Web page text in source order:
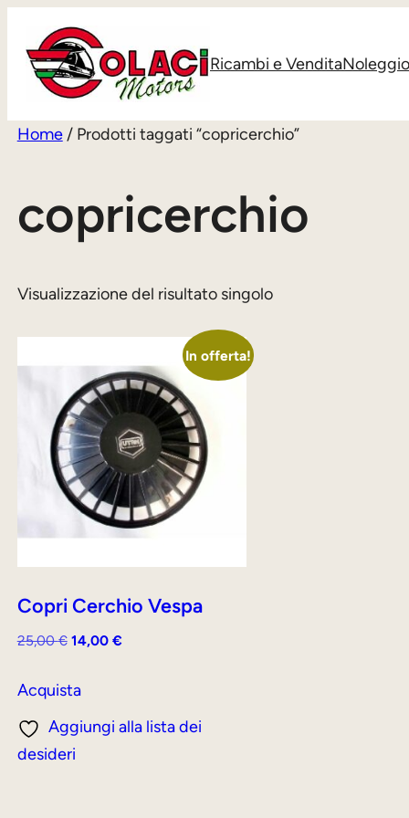
contenuto
Ricambi e VenditaNoleggio
Home/ Prodotti taggati “copricerchio”
copricerchio
Visualizzazione del risultato singolo
In offerta!
Copri Cerchio Vespa
25,00€ Il
originale
25,00 €.
14,00 €Il
14,00 €.
Acquista
Aggiungi alla lista dei
desideri